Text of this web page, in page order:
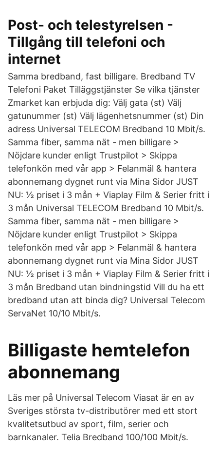
Post- och telestyrelsen -
Tillgång till telefoni och
internet
Samma bredband, fast billigare. Bredband TV
Telefoni Paket Tilläggstjänster Se vilka tjänster
Zmarket kan erbjuda dig: Välj gata (st) Välj
gatunummer (st) Välj lägenhetsnummer (st) Din
adress Universal TELECOM Bredband 10 Mbit/s.
Samma fiber, samma nät - men billigare >
Nöjdare kunder enligt Trustpilot > Skippa
telefonkön med vår app > Felanmäl & hantera
abonnemang dygnet runt via Mina Sidor JUST
NU: ½ priset i 3 mån + Viaplay Film & Serier fritt i
3 mån Universal TELECOM Bredband 10 Mbit/s.
Samma fiber, samma nät - men billigare >
Nöjdare kunder enligt Trustpilot > Skippa
telefonkön med vår app > Felanmäl & hantera
abonnemang dygnet runt via Mina Sidor JUST
NU: ½ priset i 3 mån + Viaplay Film & Serier fritt i
3 mån Bredband utan bindningstid Vill du ha ett
bredband utan att binda dig? Universal Telecom
ServaNet 10/10 Mbit/s.
Billigaste hemtelefon
abonnemang
Läs mer på Universal Telecom Viasat är en av
Sveriges största tv-distributörer med ett stort
kvalitetsutbud av sport, film, serier och
barnkanaler. Telia Bredband 100/100 Mbit/s.